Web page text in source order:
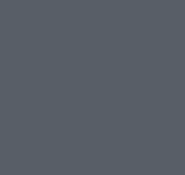
(2.
Unterstützung